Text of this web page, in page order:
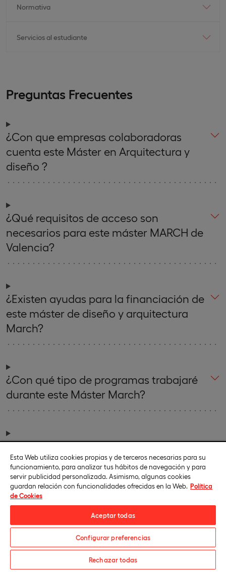
Normativa
Servicios al estudiante
Preguntas Frecuentes
¿Con que empresas colaboradoras
cuenta este Máster en Arquitectura y
diseño ?
¿Qué requisitos de acceso son
necesarios para este máster MARCH de
Valencia?
¿Existen ayudas para la financiación de
este máster de diseño y arquitectura
March?
¿Con qué tipo de programas trabajaré
durante este Máster March?
¿Puedo cursar este Máster si no soy
arquitecto?
También te puede interesar
Descarga el catálogo
Esta Web utiliza cookies propias y de terceros necesarias para su
funcionamiento, para analizar tus hábitos de navegación y para
servir publicidad personalizada. Asimismo, algunas cookies
guardan relación con funcionalidades ofrecidas en la Web. Política
de Cookies
Aceptar todas
Configurar preferencias
Rechazar todas